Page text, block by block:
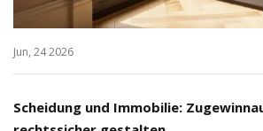
Jun, 24 2026
Scheidung und Immobilie: